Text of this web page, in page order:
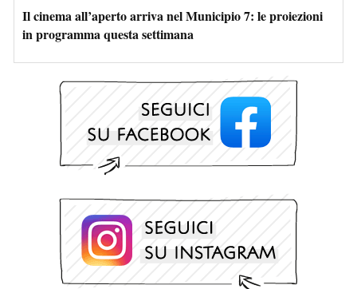
Il cinema all’aperto arriva nel Municipio 7: le proiezioni
in programma questa settimana